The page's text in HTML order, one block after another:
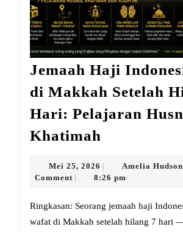
Jemaah Haji
di Makkah Setelah
Hari: Pelajaran
Khatimah
Indonesia
Wafat
di
Makkah
Mei 25, 2026 Mei
25,
Amelia Hudson
Comment
8:26 pm
Ringkasan: Seorang jemaah haji Indonesia ditemukan
wafat di Makkah setelah hilang 7 hari